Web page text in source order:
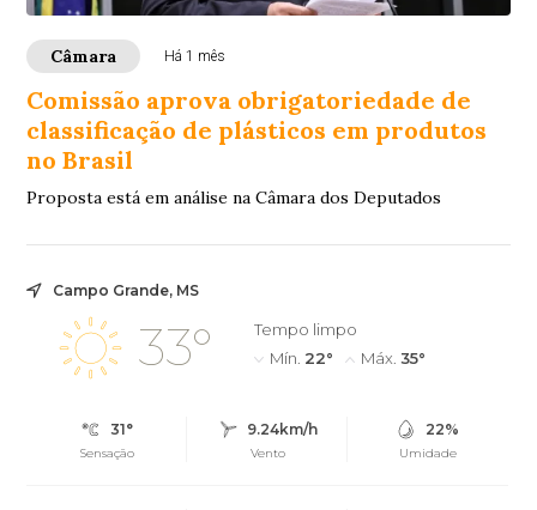
Câmara Há 1 mês
Comissão aprova obrigatoriedade de
classificação de plásticos em produtos
no Brasil
Proposta está em análise na Câmara dos Deputados
Campo Grande, MS
33°
Tempo limpo
Mín. 22° Máx. 35°
31°
Sensação
9.24km/h
Vento
22%
Umidade